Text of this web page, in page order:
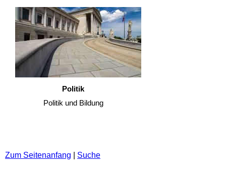
Politik
Politik und Bildung
Zum Seitenanfang Suche